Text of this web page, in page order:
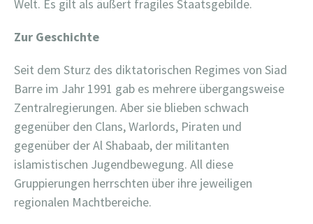
Welt. Es gilt als äußert fragiles Staatsgebilde.
Zur Geschichte
Seit dem Sturz des diktatorischen Regimes von Siad
Barre im Jahr 1991 gab es mehrere übergangsweise
Zentralregierungen. Aber sie blieben schwach
gegenüber den Clans, Warlords, Piraten und
gegenüber der Al Shabaab, der militanten
islamistischen Jugendbewegung. All diese
Gruppierungen herrschten über ihre jeweiligen
regionalen Machtbereiche.